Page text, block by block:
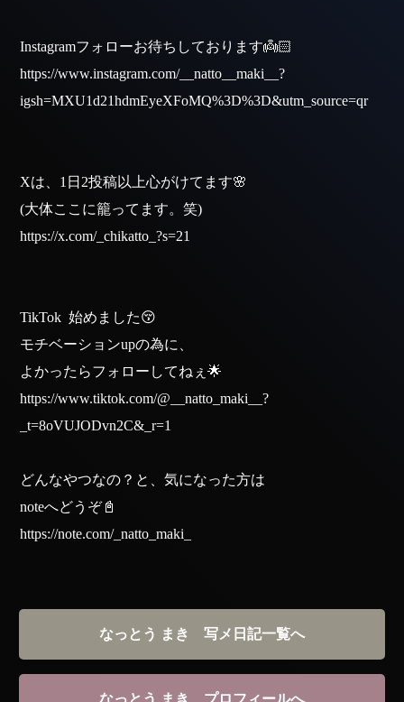
GROUP PAGE
TEL / 092-402-5003
Instagramフォローお待ちしております👼🏻
https://www.instagram.com/__natto__maki__?
igsh=MXU1d21hdmEyeXFoMQ%3D%3D&utm_source=qr
Xは、1日2投稿以上心がけてます🌸
(大体ここに籠ってます。笑)
https://x.com/_chikatto_?s=21
TikTok 始めました😚
モチベーションupの為に、
よかったらフォローしてねぇ🌟
https://www.tiktok.com/@__natto_maki__?
_t=8oVUJODvn2C&_r=1
どんなやつなの？と、気になった方は
noteへどうぞ📓
https://note.com/_natto_maki_
なっとう まき 写メ日記一覧へ
なっとう まき プロフィールへ